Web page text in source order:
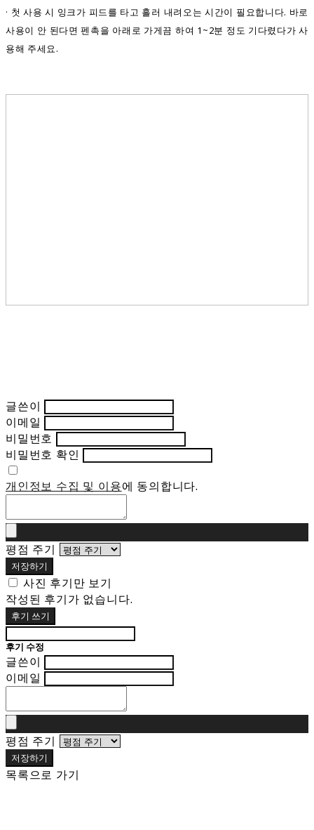
· 첫 사용 시 잉크가 피드를 타고 흘러 내려오는 시간이 필요합니다. 바로
사용이 안 된다면 펜촉을 아래로 가게끔 하여 1~2분 정도 기다렸다가 사
용해 주세요.
글쓴이
이메일
비밀번호
비밀번호 확인
개인정보 수집 및 이용에 동의합니다.
평점 주기
저장하기
사진 후기만 보기
작성된 후기가 없습니다.
후기 쓰기
후기 수정
글쓴이
이메일
평점 주기
저장하기
목록으로 가기